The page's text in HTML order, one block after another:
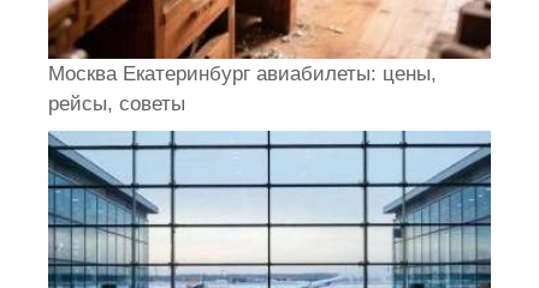
Москва Екатеринбург авиабилеты: цены,
рейсы, советы